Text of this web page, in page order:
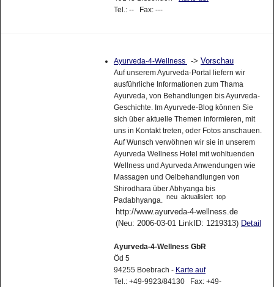
Tel.: -- Fax: ---
Ayurveda-4-Wellness -> Vorschau
Auf unserem Ayurveda-Portal liefern wir
ausführliche Informationen zum Thama
Ayurveda, von Behandlungen bis Ayurveda-
Geschichte. Im Ayurvede-Blog können Sie
sich über aktuelle Themen informieren, mit
uns in Kontakt treten, oder Fotos anschauen.
Auf Wunsch verwöhnen wir sie in unserem
Ayurveda Wellness Hotel mit wohltuenden
Wellness und Ayurveda Anwendungen wie
Massagen und Oelbehandlungen von
Shirodhara über Abhyanga bis
Padabhyanga. neu aktualisiert top
http://www.ayurveda-4-wellness.de
(Neu: 2006-03-01 LinkID: 1219313) Detail
Ayurveda-4-Wellness GbR
Öd 5
94255 Boebrach - Karte auf
Tel.: +49-9923/84130 Fax: +49-